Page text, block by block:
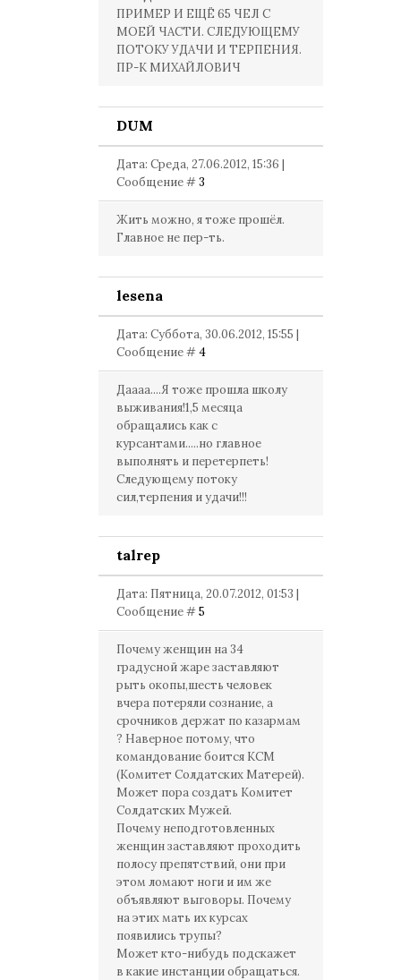
ПРИМЕР И ЕЩЁ 65 ЧЕЛ С
МОЕЙ ЧАСТИ. СЛЕДУЮЩЕМУ
ПОТОКУ УДАЧИ И ТЕРПЕНИЯ.
ПР-К МИХАЙЛОВИЧ
DUM
Дата: Среда, 27.06.2012, 15:36 |
Сообщение #3
Жить можно, я тоже прошёл.
Главное не пер-ть.
lesena
Дата: Суббота, 30.06.2012, 15:55 |
Сообщение #4
Даааа....Я тоже прошла школу
выживания!1,5 месяца
обращались как с
курсантами.....но главное
выполнять и перетерпеть!
Следующему потоку
сил,терпения и удачи!!!
talrep
Дата: Пятница, 20.07.2012, 01:53 |
Сообщение #5
Почему женщин на 34
градусной жаре заставляют
рыть окопы,шесть человек
вчера потеряли сознание, а
срочников держат по казармам
? Наверное потому, что
командование боится КСМ
(Комитет Солдатских Матерей).
Может пора создать Комитет
Солдатских Мужей.
Почему неподготовленных
женщин заставляют проходить
полосу препятствий, они при
этом ломают ноги и им же
объявляют выговоры. Почему
на этих мать их курсах
появились трупы?
Может кто-нибудь подскажет
в какие инстанции обращаться.